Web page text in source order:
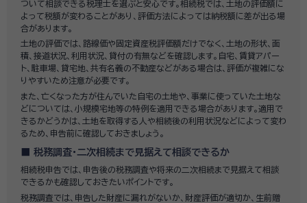
ついて相談できる税理士を選ぶと安心です。相続税では、土地の評価額に
よって税額が変わることがあり、評価方法によっては納税額に差が出る場
合があります。
土地の評価では、路線価や固定資産税評価額だけでなく、土地の形状、面
積、接道状況、利用状況、貸付の有無などを確認します。自宅、賃貸アパー
ト、駐車場、貸宅地、共有名義の不動産などがある場合は、評価が複雑にな
りやすいため注意が必要です。
また、亡くなった方が住んでいた自宅の土地や、事業に使っていた土地な
どについては、小規模宅地等の特例を適用できる場合があります。適用で
きるかどうかは、土地を取得する人や相続後の利用状況などによって変わ
るため、申告前に確認しておきましょう。
税務調査・二次相続まで見据えて相談できるか
相続税申告では、申告後の税務調査や将来の二次相続まで見据えて相談
できるかも確認しておきたいポイントです。
税務調査では、申告した財産に漏れがないか、財産評価が適切か、生前贈